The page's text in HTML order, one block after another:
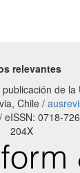
relevantes
de la
Chile /
0718-
204X